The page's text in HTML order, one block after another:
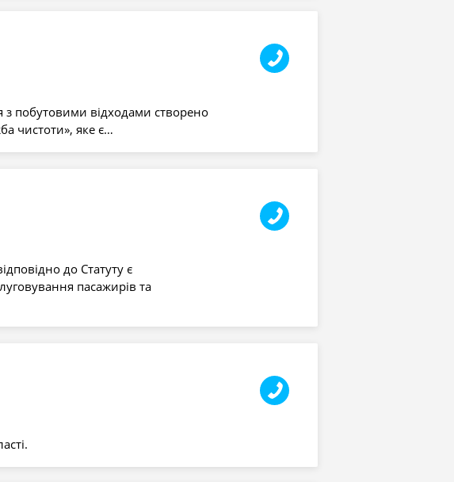
побутовими відходами створено
чистоти», яке є…
до Статуту є
пасажирів та